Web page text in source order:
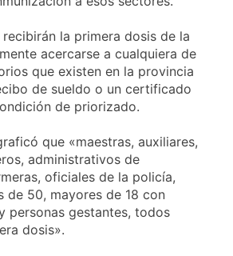
recibirán la primera dosis de la
acercarse a cualquiera de
que existen en la provincia
de sueldo o un certificado
de priorizado.
que «maestras, auxiliares,
administrativos de
oficiales de la policía,
de 50, mayores de 18 con
personas gestantes, todos
dosis».